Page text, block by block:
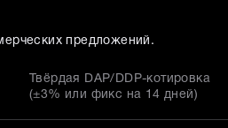
предложений.
Твёрдая DAP/DDP-котировка
(±3% или фикс на 14 дней)